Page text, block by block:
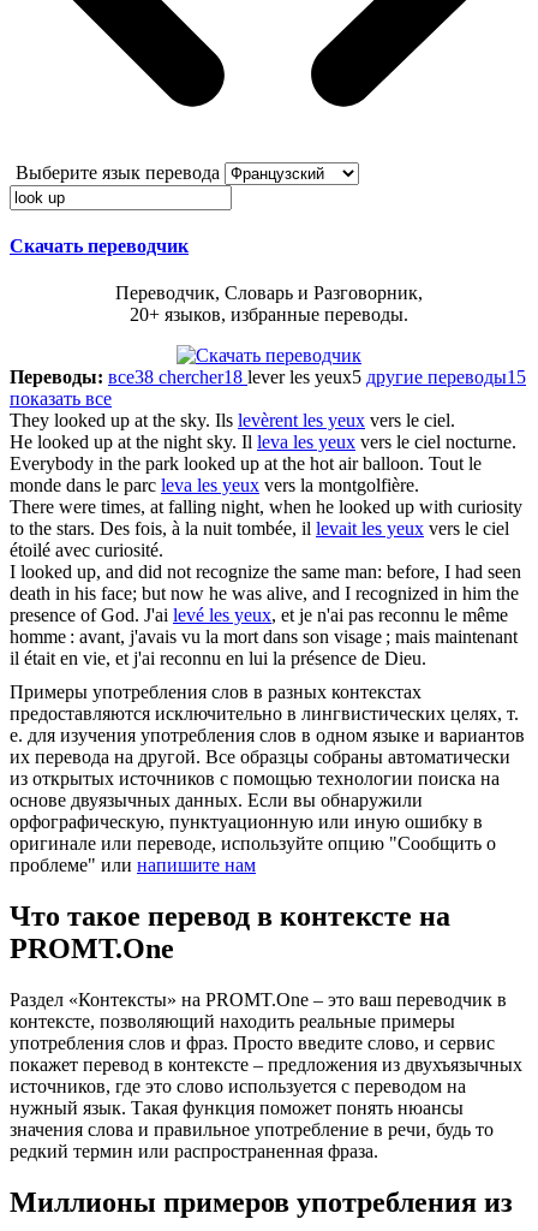
Выберите язык перевода
Скачать переводчик
Переводчик, Словарь и Разговорник,
20+ языков, избранные переводы.
Переводы: все38 chercher18 lever les yeux5 другие переводы15
показать все
They looked up at the sky. Ils levèrent les yeux vers le ciel.
He looked up at the night sky. Il leva les yeux vers le ciel nocturne.
Everybody in the park looked up at the hot air balloon. Tout le
monde dans le parc leva les yeux vers la montgolfière.
There were times, at falling night, when he looked up with curiosity
to the stars. Des fois, à la nuit tombée, il levait les yeux vers le ciel
étoilé avec curiosité.
I looked up, and did not recognize the same man: before, I had seen
death in his face; but now he was alive, and I recognized in him the
presence of God. J'ai levé les yeux, et je n'ai pas reconnu le même
homme : avant, j'avais vu la mort dans son visage ; mais maintenant
il était en vie, et j'ai reconnu en lui la présence de Dieu.
Примеры употребления слов в разных контекстах
предоставляются исключительно в лингвистических целях, т.
е. для изучения употребления слов в одном языке и вариантов
их перевода на другой. Все образцы собраны автоматически
из открытых источников с помощью технологии поиска на
основе двуязычных данных. Если вы обнаружили
орфографическую, пунктуационную или иную ошибку в
оригинале или переводе, используйте опцию "Сообщить о
проблеме" или напишите нам
Что такое перевод в контексте на
PROMT.One
Раздел «Контексты» на PROMT.One – это ваш переводчик в
контексте, позволяющий находить реальные примеры
употребления слов и фраз. Просто введите слово, и сервис
покажет перевод в контексте – предложения из двухъязычных
источников, где это слово используется с переводом на
нужный язык. Такая функция поможет понять нюансы
значения слова и правильное употребление в речи, будь то
редкий термин или распространенная фраза.
Миллионы примеров употребления из